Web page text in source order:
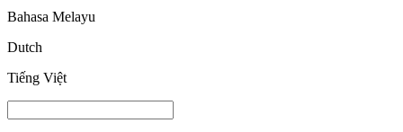
Bahasa Melayu
Dutch
Tiếng Việt